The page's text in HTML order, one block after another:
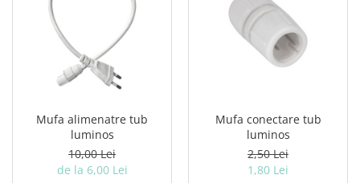
Mufa alimenatre tub
luminos
10,00 Lei
de la 6,00 Lei
Mufa conectare tub
luminos
2,50 Lei
1,80 Lei